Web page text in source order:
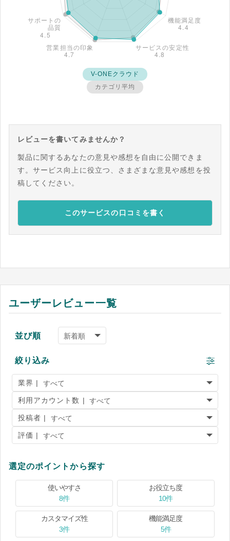
V-ONEクラウド
カテゴリ平均
レビューを書いてみませんか？
製品に関するあなたの意見や感想を自由に公開できま
す。サービス向上に役立つ、さまざまな意見や感想を投
稿してください。
このサービスの口コミを書く
ユーザーレビュー一覧
並び順
絞り込み
業界 |
利用アカウント数 |
投稿者 |
評価 |
選定のポイントから探す
使いやすさ
8件
お役立ち度
10件
カスタマイズ性
3件
機能満足度
5件